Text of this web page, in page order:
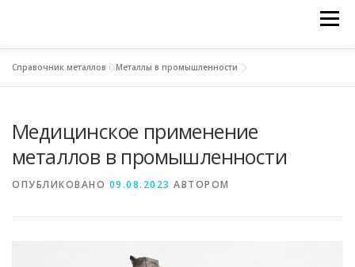
Меню
МЕТАЛЛЫ И ОКРУЖАЮЩАЯ СРЕДА
СВОЙСТВА МЕТАЛЛОВ
Справочник металлов »Металлы в промышленности
Медицинское применение
металлов в промышленности
ОПУБЛИКОВАНО 09.08.2023 АВТОРОМ